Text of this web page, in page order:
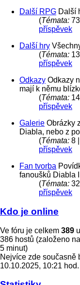
Další RPG Další
(Témata: 73
příspěvek
Další hry
(Témata:
příspěvek
Odkazy Odkazy
mají k němu
(Témata: 14
příspěvek
Galerie Obrázky
Diabla, nebo z
(Témata: 8 |
příspěvek
Fan tvorba
fanoušků Diabla
(Témata: 32
příspěvek
Kdo je online
Ve fóru je celkem 389
386 hostů (založeno
5 minut)
Nejvíce zde současně
10.10.2025, 10:21 hod.